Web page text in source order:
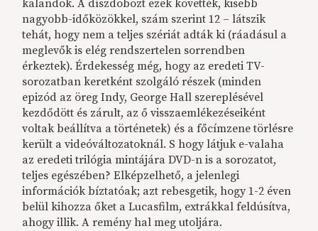
kalandok. A díszdobozt ezek követték, kisebb
nagyobb-időközökkel, szám szerint 12 – látszik
tehát, hogy nem a teljes szériát adták ki (ráadásul a
meglevők is elég rendszertelen sorrendben
érkeztek). Érdekesség még, hogy az eredeti TV-
sorozatban keretként szolgáló részek (minden
epizód az öreg Indy, George Hall szereplésével
kezdődött és zárult, az ő visszaemlékezéseiként
voltak beállítva a történetek) és a főcímzene törlésre
került a videóváltozatoknál. S hogy látjuk e-valaha
az eredeti trilógia mintájára DVD-n is a sorozatot,
teljes egészében? Elképzelhető, a jelenlegi
információk bíztatóak; azt rebesgetik, hogy 1-2 éven
belül kihozza őket a Lucasfilm, extrákkal feldúsítva,
ahogy illik. A remény hal meg utoljára.